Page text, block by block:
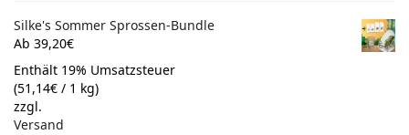
Silke's Sommer Sprossen-Bundle
Ab 39,20€
Enthält 19% Umsatzsteuer
(51,14€ / 1 kg)
zzgl.
Versand